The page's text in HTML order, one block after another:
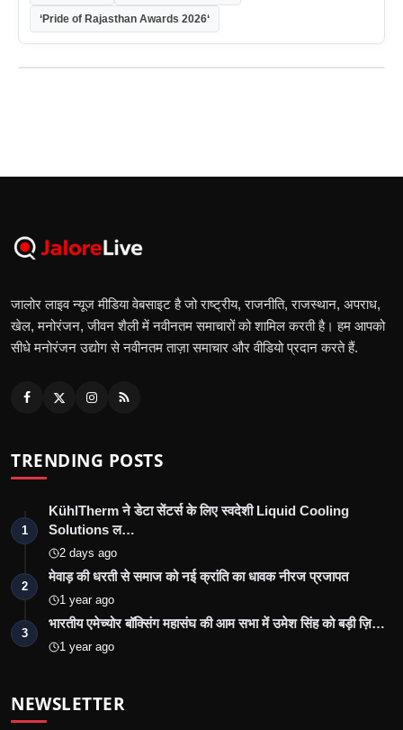
‘Pride of Rajasthan Awards 2026‘
जालोर लाइव न्यूज मीडिया वेबसाइट है जो राष्ट्रीय, राजनीति, राजस्थान, अपराध,
खेल, मनोरंजन, जीवन शैली में नवीनतम समाचारों को शामिल करती है। हम आपको
सीधे मनोरंजन उद्योग से नवीनतम ताज़ा समाचार और वीडियो प्रदान करते हैं.
TRENDING POSTS
1
KühlTherm ने डेटा सेंटर्स के लिए स्वदेशी Liquid Cooling
Solutions ल…
2 days ago
2
मेवाड़ की धरती से समाज को नई क्रांति का धावक नीरज प्रजापत
1 year ago
3
भारतीय एमेच्योर बॉक्सिंग महासंघ की आम सभा में उमेश सिंह को बड़ी ज़ि…
1 year ago
NEWSLETTER